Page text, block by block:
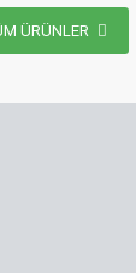
ÜRÜNLER